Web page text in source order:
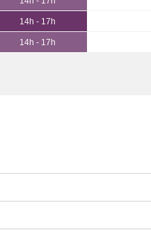
14h - 17h
14h - 17h